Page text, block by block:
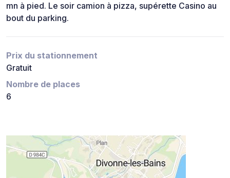
mn à pied. Le soir camion à pizza, supérette Casino au
bout du parking.
Prix du stationnement
Gratuit
Nombre de places
6